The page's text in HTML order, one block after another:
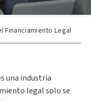
Financiamiento Legal
una industria
legal solo se